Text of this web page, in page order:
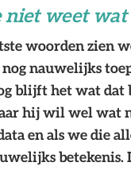
niet weet
woorden zien
nauwelijks
blijft het wat dat
hij wil wel wat
en als we die
betekenis.